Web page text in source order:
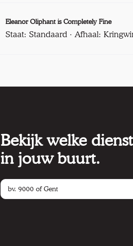
Eleanor Oliphant is Completely Fine
Staat: Standaard · Afhaal:
Bekijk welke
in jouw buurt.